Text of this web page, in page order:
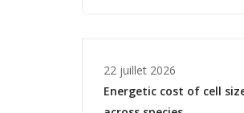
22 juillet 2026
Energetic cost of cell